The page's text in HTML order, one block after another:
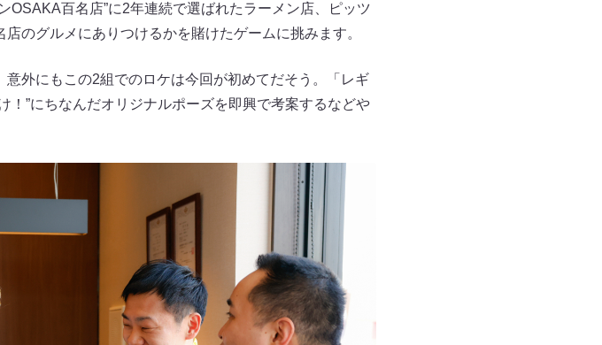
OSAKA百名店”に2年連続で選ばれたラーメン店、ピッツ
のグルメにありつけるかを賭けたゲームに挑みます。
外にもこの2組でのロケは今回が初めてだそう。「レギ
！”にちなんだオリジナルポーズを即興で考案するなどや